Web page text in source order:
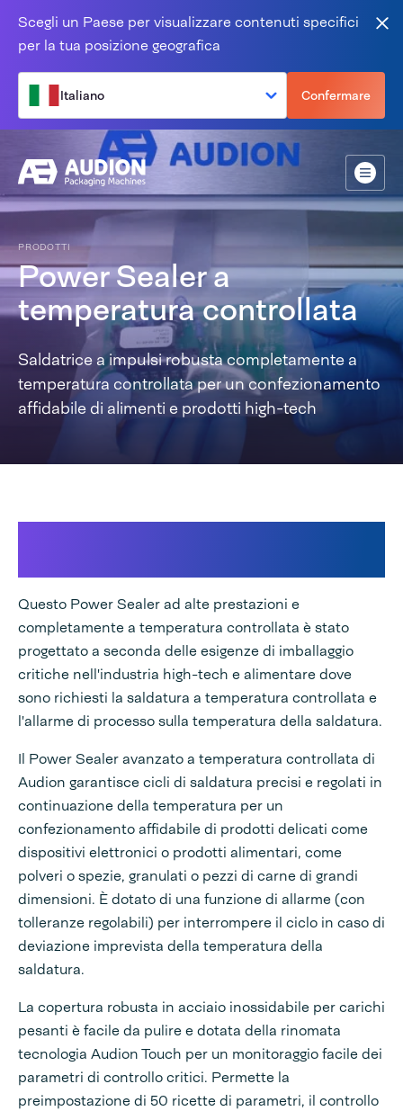
Scegli un Paese per visualizzare contenuti specifici
per la tua posizione geografica
Italiano Confermare
Menù
PRODOTTI
Power Sealer a
temperatura controllata
Saldatrice a impulsi robusta completamente a
temperatura controllata per un confezionamento
affidabile di alimenti e prodotti high-tech
Questo Power Sealer ad alte prestazioni e
completamente a temperatura controllata è stato
progettato a seconda delle esigenze di imballaggio
critiche nell'industria high-tech e alimentare dove
sono richiesti la saldatura a temperatura controllata e
l'allarme di processo sulla temperatura della saldatura.
Il Power Sealer avanzato a temperatura controllata di
Audion garantisce cicli di saldatura precisi e regolati in
continuazione della temperatura per un
confezionamento affidabile di prodotti delicati come
dispositivi elettronici o prodotti alimentari, come
polveri o spezie, granulati o pezzi di carne di grandi
dimensioni. È dotato di una funzione di allarme (con
tolleranze regolabili) per interrompere il ciclo in caso di
deviazione imprevista della temperatura della
saldatura.
La copertura robusta in acciaio inossidabile per carichi
pesanti è facile da pulire e dotata della rinomata
tecnologia Audion Touch per un monitoraggio facile dei
parametri di controllo critici. Permette la
preimpostazione di 50 ricette di parametri, il controllo